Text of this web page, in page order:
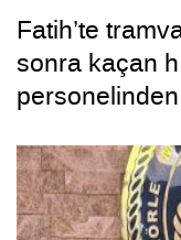
Fatih’te
sonra kaçan